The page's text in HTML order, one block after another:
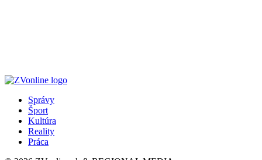
Správy
Šport
Kultúra
Reality
Práca